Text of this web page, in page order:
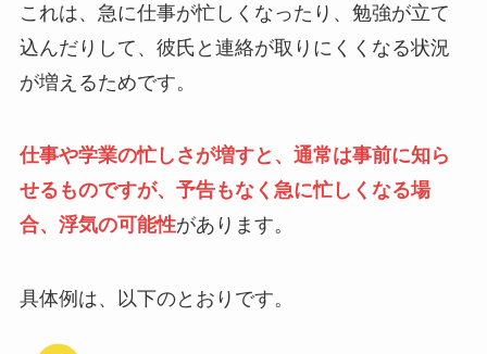
これは、急に仕事が忙しくなったり、勉強が立て
込んだりして、彼氏と連絡が取りにくくなる状況
が増えるためです。
仕事や学業の忙しさが増すと、通常は事前に知ら
せるものですが、予告もなく急に忙しくなる場
合、浮気の可能性があります。
具体例は、以下のとおりです。